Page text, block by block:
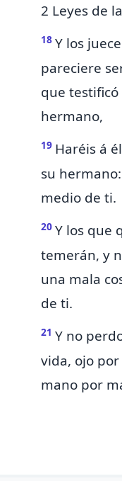
2 Leyes de
18 Y los
pareciere
que
hermano,
19 Haréis á
su hermano:
medio de ti.
20 Y los que
temerán, y
una mala
de ti.
21 Y no
vida, ojo
mano por